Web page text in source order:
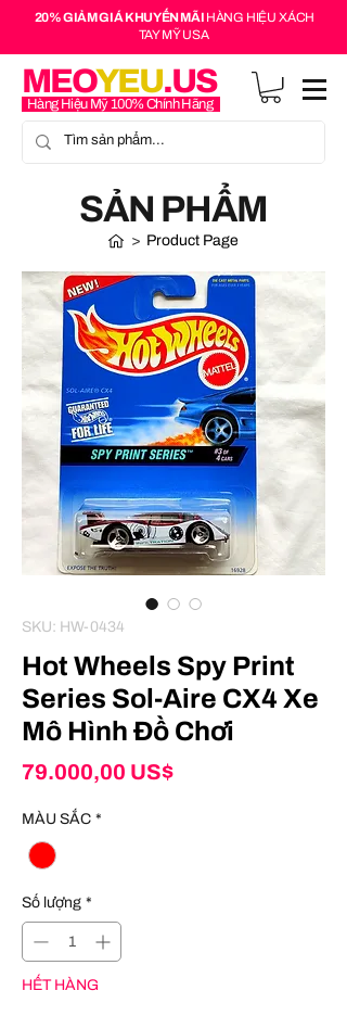
20% GIẢM GIÁ KHUYẾN MÃI HÀNG HIỆU XÁCH
TAY MỸ USA
MEOYEU.US
Hàng Hiệu Mỹ 100% Chính Hãng
SẢN PHẨM
> Product Page
SKU: HW-0434
Hot Wheels Spy Print
Series Sol-Aire CX4 Xe
Mô Hình Đồ Chơi
79.000,00 US$Giá
MÀU SẮC *
Số lượng *
HẾT HÀNG